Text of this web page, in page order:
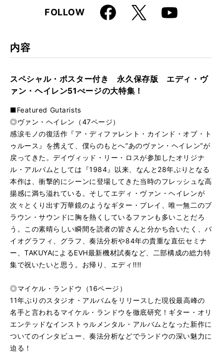
FOLLOWFaceboo
k
X Youtube
内容
スペシャル・ポスター付き 永久保存版 エディ・ヴ
ァン・ヘイレン51ぺージの大特集！
■Featured Gutarists
◎ヴァン・ヘイレン（47ページ）
感涙モノの復活作『ア・ディファレント・カインド・オブ・ト
ゥルース』を携えて、僕らのもとへ“あのヴァン・ヘイレン”が
戻ってきた。デイヴィッド・リー・ロスが参加したオリジナ
ル・アルバムとしては『1984』以来、なんと28年ぶりとなる
本作は、衝撃的にシーンに登場してきた当時のフレッシュな高
揚感に満ち溢れている。そしてエディ・ヴァン・ヘイレンが
次々とくり出す万華鏡のようなギター・プレイ、唯一無二のブ
ラウン・サウンドに胸を熱くしているファンも多いことだろ
う。この素晴らしい瞬間を読者の皆さんと分かち合いたく、バ
イオグラフィ、グラフ、奏法分析や84年の貴重な直伝セミナ
ー、TAKUYAによるEVH最新機材試奏など、二部構成の総力特
集で祝いたいと思う。お帰り、エディ!!!!
◎マイケル・ランドウ（16ページ）
11年ぶりのスタジオ・アルバムをリリースした現役最高峰の
名手と言われるマイケル・ランドウを徹底研究！ギター・オリ
エンテッドなインストゥルメンタル・アルバムとなった新作に
ついてのインタビュー、奏法分析などでランドウの深い魅力に
迫る！